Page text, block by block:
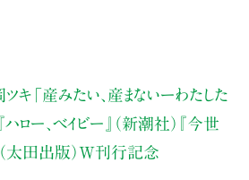
キ 「産みたい、産まないーわたした
『ハロー、ベイビー』（新潮社） 『今世
（太田出版）W刊行記念